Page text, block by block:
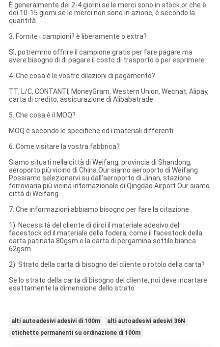
È generalmente dei 2-4 giorni se le merci sono in stock.or che è
dei 10-15 giorni se le merci non sono in azione, è secondo la
quantità.
3. Fornite i campioni? è liberamente o extra?
Sì, potremmo offrire il campione gratis per fare pagare ma
avere bisogno di di pagare il costo di trasporto o per esprimere.
4. Che cosa è le vostre dilazioni di pagamento?
TT, L/C, CONTANTI, MoneyGram, Western Union, Wechat, Alipay,
carta di credito, assicurazione di Alibabatrade.
5. Che cosa è il MOQ?
MOQ è secondo le specifiche ed i materiali differenti
6. Come visitare la vostra fabbrica?
Siamo situati nella città di Weifang, provincia di Shandong,
aeroporto più vicino di China.Our siamo aeroporto di Weifang.
Possiamo selezionarvi su dall'aeroporto di Jinan, stazione
ferroviaria più vicina internazionale di Qingdao Airport.Our siamo
città di Weifang.
7. Che informazioni abbiamo bisogno per fare la citazione
1). Necessità del cliente di dirci il materiale adesivo del
facestock ed il materiale della fodera, come il facestock della
carta patinata 80gsm e la carta di pergamina sottile bianca
62gsm
2). Strato della carta di bisogno del cliente o rotolo della carta?
Se lo strato della carta di bisogno del cliente, noi deve incartare
esattamente la dimensione dello strato
alti autoadesivi adesivi di 100m
alti autoadesivi adesivi 36N
etichette permanenti su ordinazione di 100m